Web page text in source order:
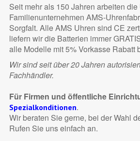
Seit mehr als 150 Jahren arbeiten
Familienunternehmen AMS-
Sorgfalt. Alle AMS Uhren sind CE
liefern wir die Batterien immer
alle Modelle mit 5% Vorkasse Rabatt
Wir sind seit über 20 Jahren
Fachhändler.
Für Firmen und öffentliche
Spezialkonditionen.
Wir beraten Sie gerne, bei der Wahl
Rufen Sie uns einfach an.